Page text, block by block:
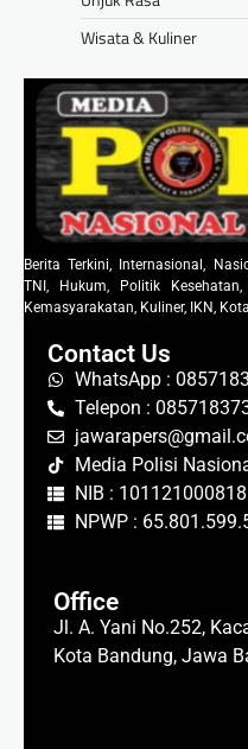
Wisata & Kuliner
Berita Terkini, Internasional,
TNI, Hukum, Politik
Kemasyarakatan, Kuliner, IKN,
Contact Us
WhatsApp :
Telepon :
Media Polisi
NIB : 101121000818
NPWP :
Office
Jl. A. Yani No.252,
Kota Bandung, Jawa